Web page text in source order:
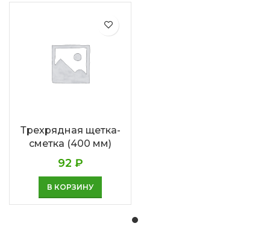
Трехрядная щетка-
сметка (400 мм)
92 ₽
В КОРЗИНУ